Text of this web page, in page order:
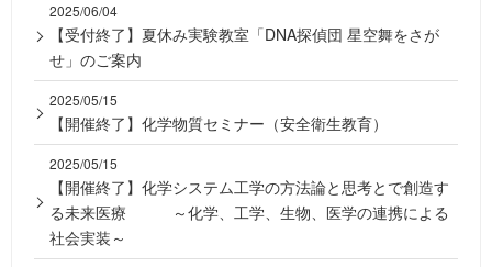
2025/06/04
【受付終了】夏休み実験教室「DNA探偵団 星空舞をさが
せ」のご案内
2025/05/15
【開催終了】化学物質セミナー（安全衛生教育）
2025/05/15
【開催終了】化学システム工学の方法論と思考とで創造す
る未来医療 ～化学、工学、生物、医学の連携による
社会実装～